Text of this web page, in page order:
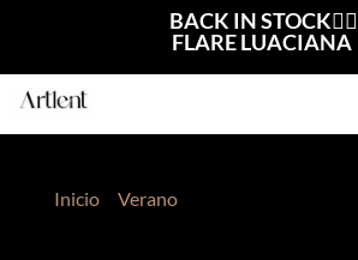
BACK IN STOCK❤️‍🔥
FLARE LUACIANA
Inicio> Verano> Knit Falda Lara